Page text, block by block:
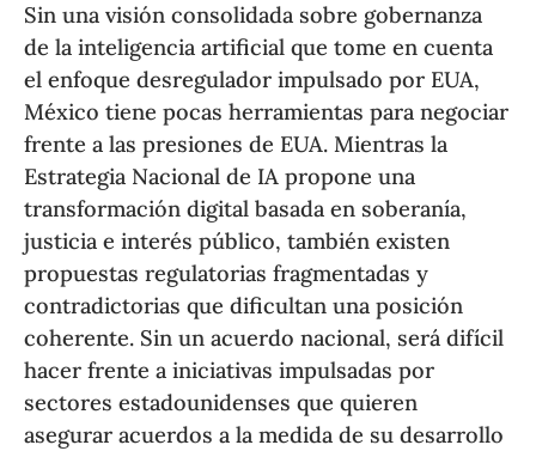
Sin una visión consolidada sobre gobernanza
de la inteligencia artificial que tome en cuenta
el enfoque desregulador impulsado por EUA,
México tiene pocas herramientas para negociar
frente a las presiones de EUA. Mientras la
Estrategia Nacional de IA propone una
transformación digital basada en soberanía,
justicia e interés público, también existen
propuestas regulatorias fragmentadas y
contradictorias que dificultan una posición
coherente. Sin un acuerdo nacional, será difícil
hacer frente a iniciativas impulsadas por
sectores estadounidenses que quieren
asegurar acuerdos a la medida de su desarrollo